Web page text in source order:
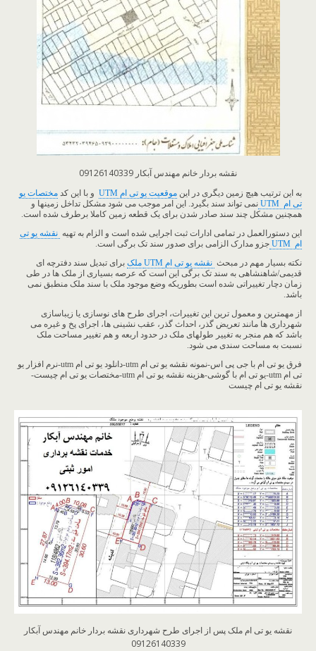
نقشه بردار خانم مهندس آبکار 09126140339
به این ترتیب هیچ زمین دیگری در این موقعیت یو تی ام UTM و با این کد مختصات یو
تی ام UTM
نمی تواند سند بگیرد. این امر موجب می شود مشکل تداخل زمینها و
همچنین مشکل چند سند صادر شدن برای یک قطعه زمین کاملا برطرف شده است.
این دستورالعمل در تمامی ادارات ثبت اجرایی شده است و الزام به تهیه نقشه یو تی
ام UTM
جزو مدارک الزامی برای صدور سند تک برگی است.
نکته بسیار مهم در مبحث نقشه یو تی ام UTM ملک برای تبدیل سند دفترچه ای
قدیمی/شاهنشاهی به سند تک برگی این است که عرصه بسیاری از ملک ها در طی
زمان دچار تغییراتی شده است بطوریکه وضع موجود ملک با سند ملک منطبق نمی
باشد.
از مهمترین و معمول ترین این تغییرات، اجرای طرح های نوسازی یا زیباسازی
شهرداری ها مانند تعریض گذر، احداث گذر، عقب نشینی ها، اجرای پخ و غیره می
باشد که هم منجر به تغییر طولهای ملک در حدود اربعه و هم تغییر مساحت ملک
نسبت به مساحت سندی می شود.
فرق یو تی ام با جی پی اس-نمونه نقشه یو تی ام utm-دانلود یو تی ام utm-نرم افزار یو
تی ام utm-یو تی ام با گوشی-هزینه نقشه یو تی ام utm-مختصات یو تی ام چیست-
نقشه یو تی ام چیست
نقشه یو تی ام ملک پس از اجرای طرح شهرداری نقشه بردار خانم مهندس آبکار
09126140339